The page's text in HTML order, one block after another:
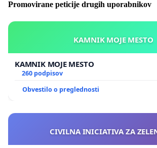
Promovirane peticije drugih uporabnikov
KAMNIK MOJE MESTO
KAMNIK MOJE MESTO
260 podpisov
Obvestilo o preglednosti
CIVILNA INICIATIVA ZA